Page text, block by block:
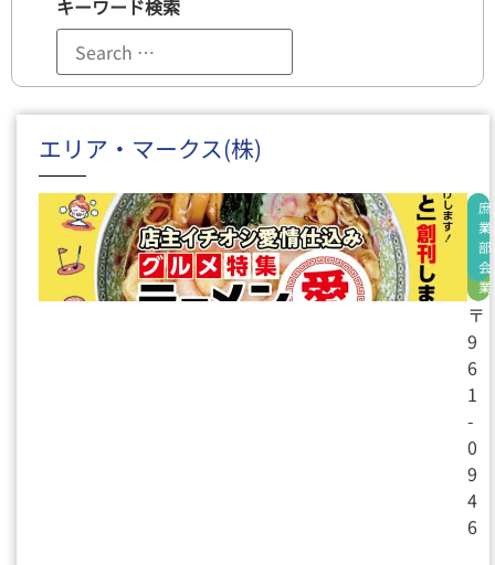
キーワード検索
エリア・マークス(株)
サ
ー
ビ
ス
業
庶
業
部
会
〒
9
6
1
-
0
9
4
6